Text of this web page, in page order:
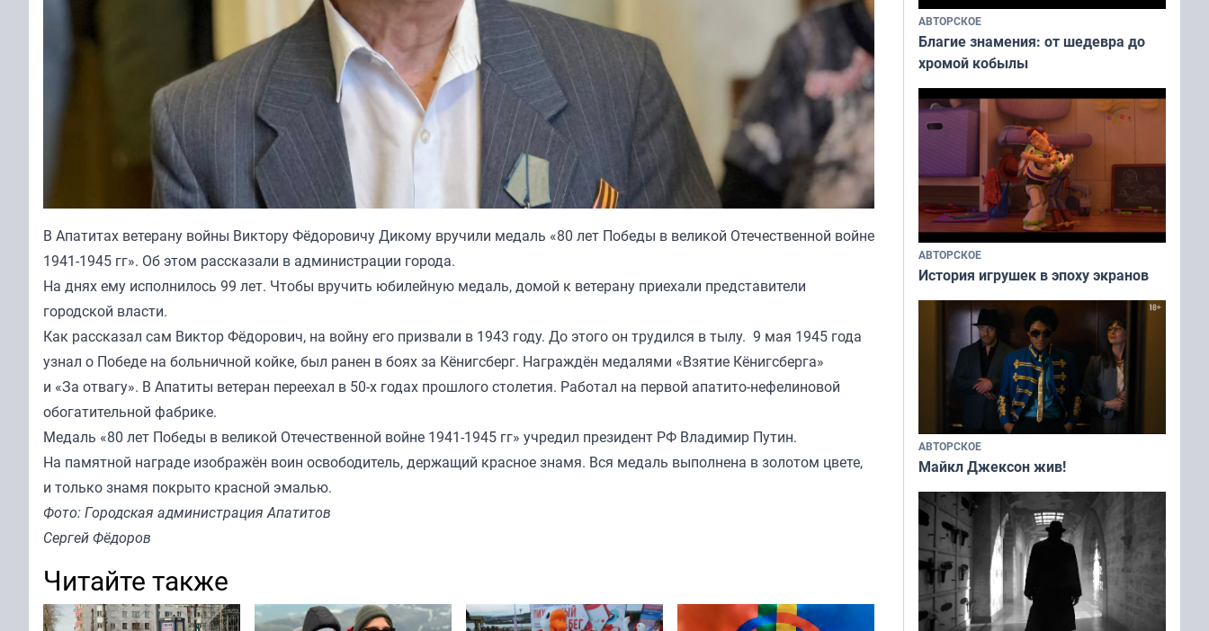
В Апатитах ветерану войны Виктору Фёдоровичу Дикому вручили медаль «80 лет Победы в великой Отечественной войне
1941-1945 гг». Об этом рассказали в администрации города.
На днях ему исполнилось 99 лет. Чтобы вручить юбилейную медаль, домой к ветерану приехали представители
городской власти.
Как рассказал сам Виктор Фёдорович, на войну его призвали в 1943 году. До этого он трудился в тылу. 9 мая 1945 года
узнал о Победе на больничной койке, был ранен в боях за Кёнигсберг. Награждён медалями «Взятие Кёнигсберга»
и «За отвагу». В Апатиты ветеран переехал в 50-х годах прошлого столетия. Работал на первой апатито-нефелиновой
обогатительной фабрике.
Медаль «80 лет Победы в великой Отечественной войне 1941-1945 гг» учредил президент РФ Владимир Путин.
На памятной награде изображён воин освободитель, держащий красное знамя. Вся медаль выполнена в золотом цвете,
и только знамя покрыто красной эмалью.
Фото: Городская администрация Апатитов
Сергей Фёдоров
Читайте также
АВТОРСКОЕ
Благие знамения: от шедевра до
хромой кобылы
АВТОРСКОЕ
История игрушек в эпоху экранов
АВТОРСКОЕ
Майкл Джексон жив!